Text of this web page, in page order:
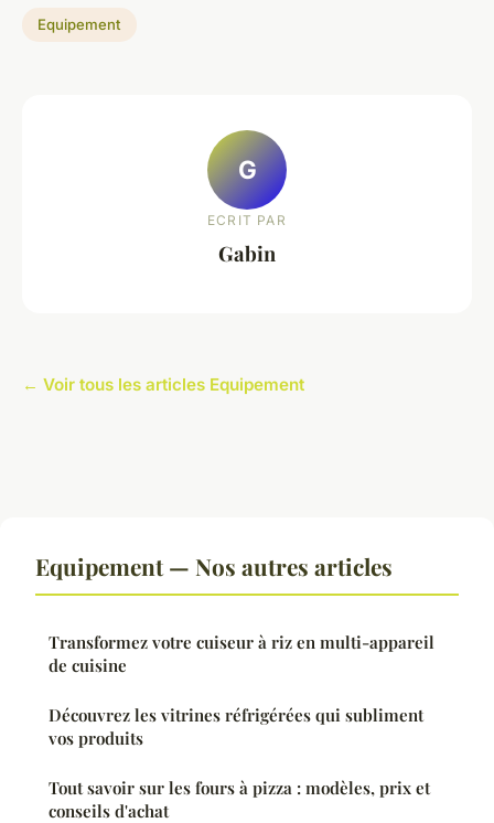
Equipement
G
ECRIT PAR
Gabin
← Voir tous les articles Equipement
Equipement — Nos autres articles
Transformez votre cuiseur à riz en multi-appareil
de cuisine
Découvrez les vitrines réfrigérées qui subliment
vos produits
Tout savoir sur les fours à pizza : modèles, prix et
conseils d'achat